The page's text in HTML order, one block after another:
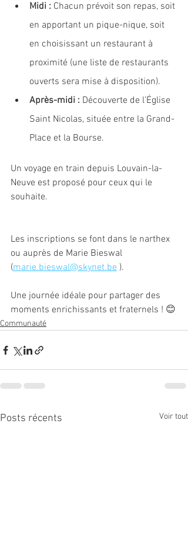
Midi : Chacun prévoit son repas, soit
en apportant un pique-nique, soit
en choisissant un restaurant à
proximité (une liste de restaurants
ouverts sera mise à disposition).
Après-midi : Découverte de l’Église
Saint Nicolas, située entre la Grand-
Place et la Bourse.
Un voyage en train depuis Louvain-la-
Neuve est proposé pour ceux qui le
souhaite.
Les inscriptions se font dans le narthex
ou auprès de Marie Bieswal
(marie.bieswal@skynet.be ).
Une journée idéale pour partager des
moments enrichissants et fraternels ! 😊
Communauté
Posts récents Voir tout